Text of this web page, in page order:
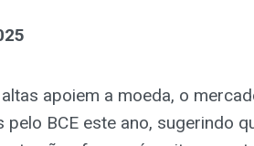
apoiem a moeda, o
BCE este ano, sugerindo